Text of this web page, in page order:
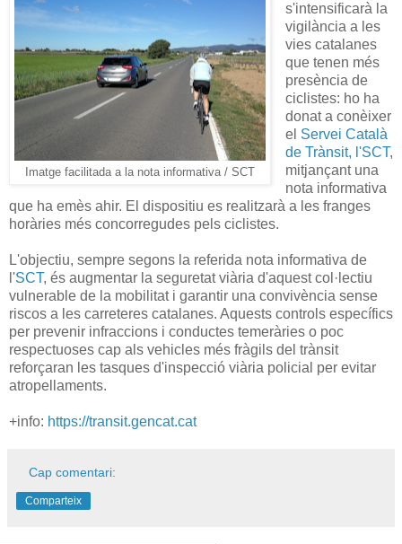
Imatge facilitada a la nota informativa / SCT
s'intensificarà la
vigilància a les
vies catalanes
que tenen més
presència de
ciclistes: ho ha
donat a conèixer
el Servei Català
de Trànsit, l'SCT,
mitjançant una
nota informativa
que ha emès ahir. El dispositiu es realitzarà a les franges
horàries més concorregudes pels ciclistes.
L'objectiu, sempre segons la referida nota informativa de
l'SCT, és augmentar la seguretat viària d'aquest col·lectiu
vulnerable de la mobilitat i garantir una convivència sense
riscos a les carreteres catalanes. Aquests controls específics
per prevenir infraccions i conductes temeràries o poc
respectuoses cap als vehicles més fràgils del trànsit
reforçaran les tasques d'inspecció viària policial per evitar
atropellaments.
+info: https://transit.gencat.cat
Cap comentari:
Comparteix